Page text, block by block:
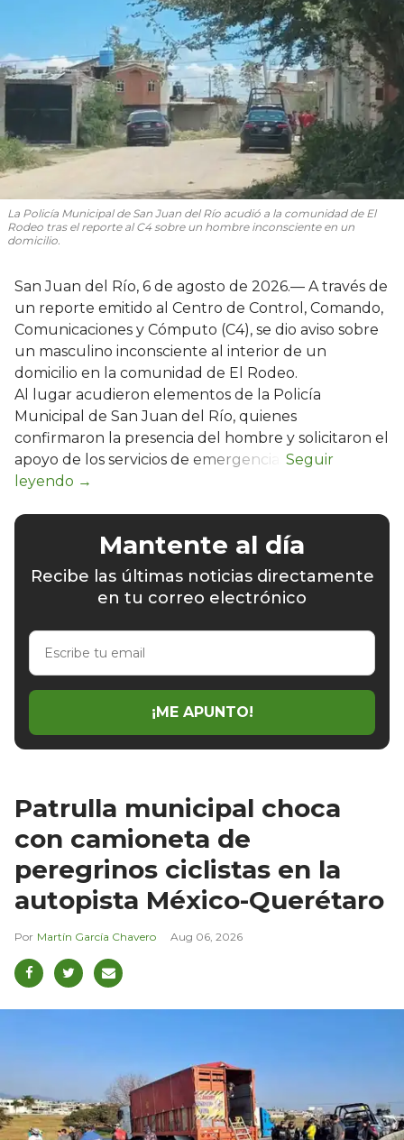
La Policía Municipal de San Juan del Río acudió a la comunidad de El
Rodeo tras el reporte al C4 sobre un hombre inconsciente en un
domicilio.
San Juan del Río, 6 de agosto de 2026.— A través de
un reporte emitido al Centro de Control, Comando,
Comunicaciones y Cómputo (C4), se dio aviso sobre
un masculino inconsciente al interior de un
domicilio en la comunidad de El Rodeo.
Al lugar acudieron elementos de la Policía
Municipal de San Juan del Río, quienes
confirmaron la presencia del hombre y solicitaron el
apoyo de los servicios de emergencia.
Mantente al día
Recibe las últimas noticias directamente
en tu correo electrónico
Escribe
email
¡ME APUNTO!
Patrulla municipal choca
con camioneta de
peregrinos ciclistas en la
autopista México-Querétaro
Martín García Chavero Aug 06, 2026